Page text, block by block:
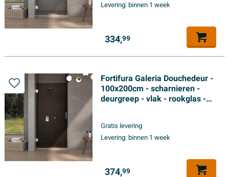
Levering:binnen 1 week
334,99
Fortifura Galeria Douchedeur -
100x200cm - scharnieren -
deurgreep - vlak - rookglas -
Gratis levering
Levering:binnen 1 week
374,99